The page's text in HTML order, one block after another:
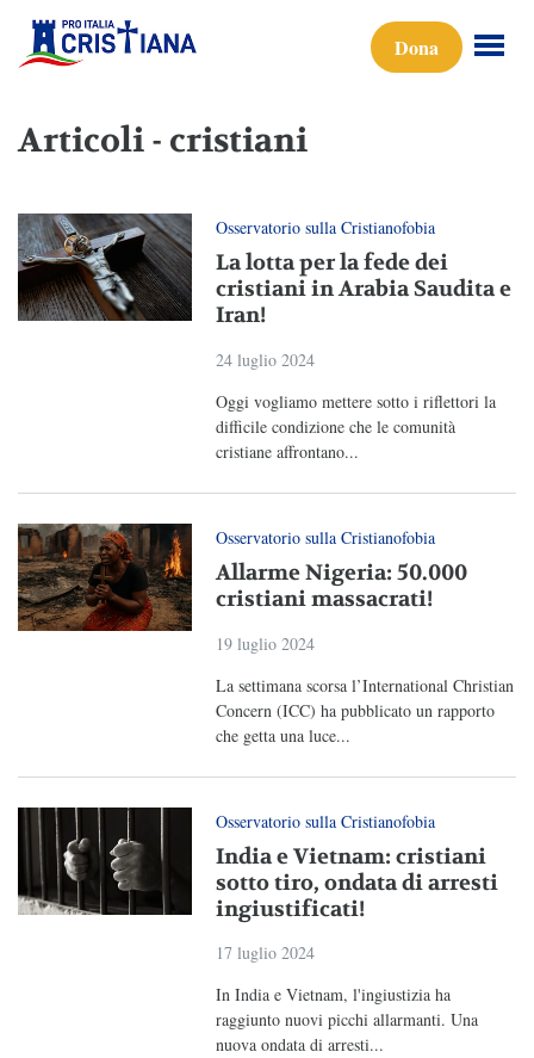
Dona
Articoli - cristiani
Osservatorio sulla Cristianofobia
La lotta per la fede dei
cristiani in Arabia Saudita e
Iran!
24 luglio 2024
Oggi vogliamo mettere sotto i riflettori la
difficile condizione che le comunità
cristiane affrontano...
Osservatorio sulla Cristianofobia
Allarme Nigeria: 50.000
cristiani massacrati!
19 luglio 2024
La settimana scorsa l’International Christian
Concern (ICC) ha pubblicato un rapporto
che getta una luce...
Osservatorio sulla Cristianofobia
India e Vietnam: cristiani
sotto tiro, ondata di arresti
ingiustificati!
17 luglio 2024
In India e Vietnam, l'ingiustizia ha
raggiunto nuovi picchi allarmanti. Una
nuova ondata di arresti...